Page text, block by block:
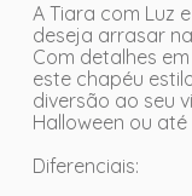
A Tiara com Luz
deseja arrasar
Com detalhes
este chapéu
diversão ao seu
Halloween ou
Diferenciais: